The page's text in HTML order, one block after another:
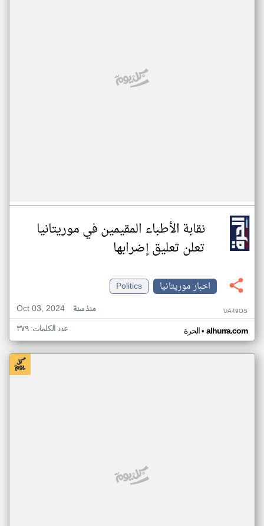
نقابة الأطباء المقيمين في موريتانيا
تعلن تعليق إضرابها
اخبار موريتانيا
Politics
Oct 03, 2024
منذ سنة UA49OS
الحرة• alhurra.com عدد الكلمات: ٣٧٩